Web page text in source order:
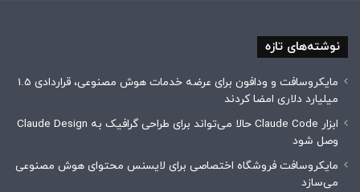
نوشته‌های تازه
مایکروسافت و ودافون برای عرضه خدمات هوش مصنوعی، قراردادی 1.5
میلیارد دلاری امضا کردند
ابزار Claude Code حالا می‌تواند برای طراحی گرافیک به Claude Design
وصل شود
مایکروسافت فروشگاه اختصاصی برای لایسنس محتوای هوش مصنوعی
می‌سازد